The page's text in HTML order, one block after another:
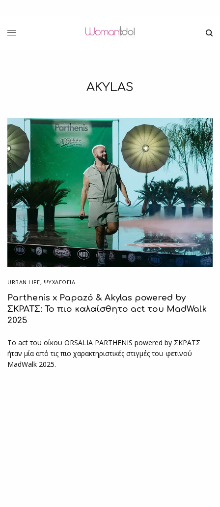
AKYLAS
URBAN LIFE, ΨΥΧΑΓΩΓΙΑ
Parthenis x Papazó & Akylas powered by
ΣΚΡΑΤΣ: Το πιο καλαίσθητο act του MadWalk
2025
Το act του οίκου ORSALIA PARTHENIS powered by ΣΚΡΑΤΣ
ήταν μία από τις πιο χαρακτηριστικές στιγμές του φετινού
MadWalk 2025.